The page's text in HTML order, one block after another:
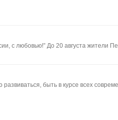
с любовью!” До 20 августа жители
быть в курсе всех